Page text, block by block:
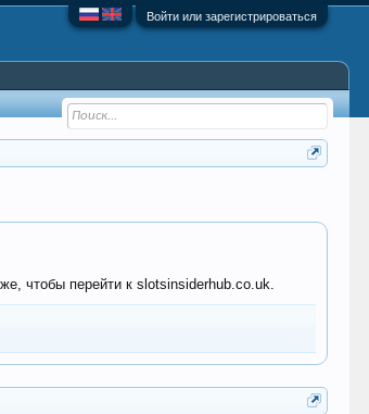
Войти или зарегистрироваться
чтобы перейти к slotsinsiderhub.co.uk.